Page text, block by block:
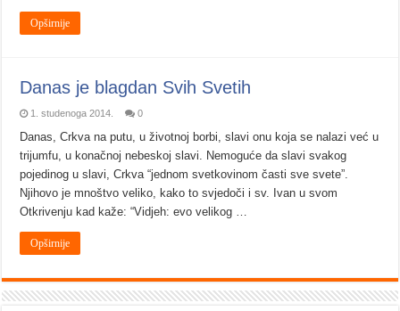
Opširnije
Danas je blagdan Svih Svetih
1. studenoga 2014. 0
Danas, Crkva na putu, u životnoj borbi, slavi onu koja se nalazi već u
trijumfu, u konačnoj nebeskoj slavi. Nemoguće da slavi svakog
pojedinog u slavi, Crkva “jednom svetkovinom časti sve svete”.
Njihovo je mnoštvo veliko, kako to svjedoči i sv. Ivan u svom
Otkrivenju kad kaže: “Vidjeh: evo velikog …
Opširnije